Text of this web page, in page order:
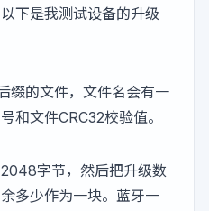
下是我测试设备的升级
缀的文件，文件名会有一
和文件CRC32校验值。
字节，然后把升级数
多少作为一块。蓝牙一